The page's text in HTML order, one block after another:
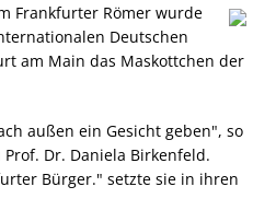
Frankfurter Römer wurde
Deutschen
am Main das Maskottchen der
außen ein Gesicht geben", so
Dr. Daniela Birkenfeld.
Bürger." setzte sie in ihren